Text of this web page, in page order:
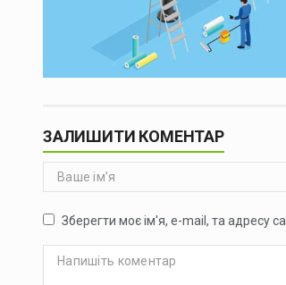
ЗАЛИШИТИ КОМЕНТАР
Зберегти моє ім'я, e-mail, та адресу